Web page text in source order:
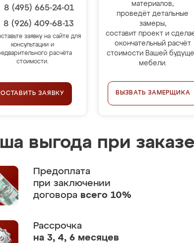
8 (495) 665-24-01
8 (926) 409-68-13
заявку на сайте для
консультации и
расчёта
стоимости.
ОСТАВИТЬ ЗАЯВКУ
материалов,
проведёт детальные
замеры,
составит проект и
окончательный расчёт
стоимости Вашей
мебели.
ВЫЗВАТЬ ЗАМЕРЩИКА
выгода при
Предоплата
при заключении
договора всего 10%
Рассрочка
на 3, 4, 6 месяцев